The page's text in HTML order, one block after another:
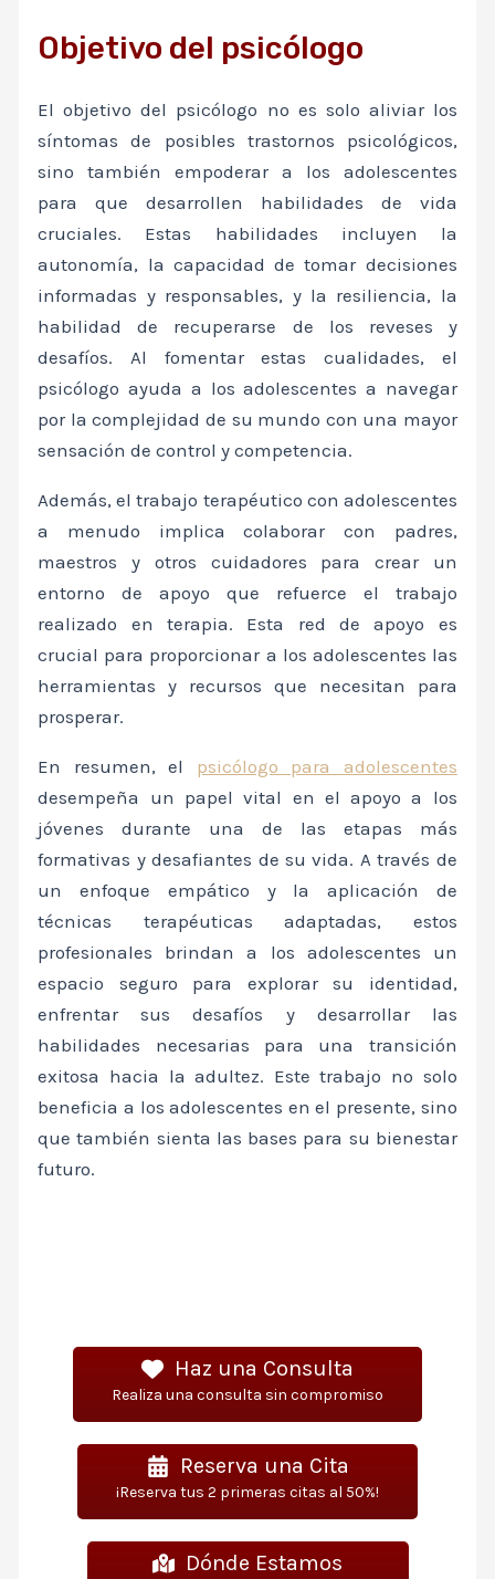
Objetivo del psicólogo
El objetivo del psicólogo no es solo aliviar los
síntomas de posibles trastornos psicológicos,
sino también empoderar a los adolescentes
para que desarrollen habilidades de vida
cruciales. Estas habilidades incluyen la
autonomía, la capacidad de tomar decisiones
informadas y responsables, y la resiliencia, la
habilidad de recuperarse de los reveses y
desafíos. Al fomentar estas cualidades, el
psicólogo ayuda a los adolescentes a navegar
por la complejidad de su mundo con una mayor
sensación de control y competencia.
Además, el trabajo terapéutico con adolescentes
a menudo implica colaborar con padres,
maestros y otros cuidadores para crear un
entorno de apoyo que refuerce el trabajo
realizado en terapia. Esta red de apoyo es
crucial para proporcionar a los adolescentes las
herramientas y recursos que necesitan para
prosperar.
En resumen, el psicólogo para adolescentes
desempeña un papel vital en el apoyo a los
jóvenes durante una de las etapas más
formativas y desafiantes de su vida. A través de
un enfoque empático y la aplicación de
técnicas terapéuticas adaptadas, estos
profesionales brindan a los adolescentes un
espacio seguro para explorar su identidad,
enfrentar sus desafíos y desarrollar las
habilidades necesarias para una transición
exitosa hacia la adultez. Este trabajo no solo
beneficia a los adolescentes en el presente, sino
que también sienta las bases para su bienestar
futuro.
Haz una Consulta
Realiza una consulta sin compromiso
Reserva una Cita
¡Reserva tus 2 primeras citas al 50%!
Dónde Estamos